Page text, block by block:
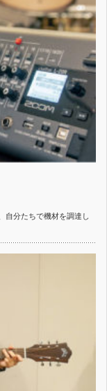
自分たちで機材を調達し